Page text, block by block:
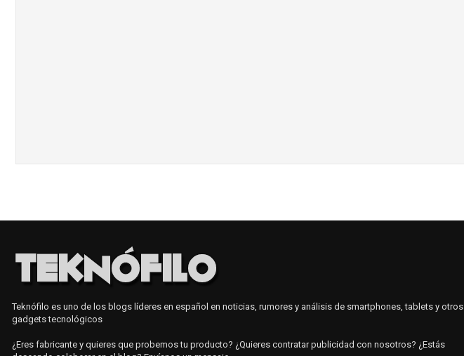
Teknófilo es uno de los blogs líderes en español en noticias, rumores y análisis de smartphones, tablets y otros
gadgets tecnológicos
¿Eres fabricante y quieres que probemos tu producto? ¿Quieres contratar publicidad con nosotros? ¿Estás